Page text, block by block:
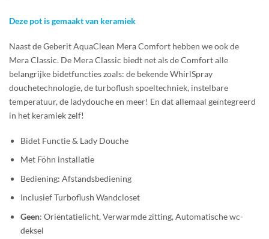
Deze pot is gemaakt van keramiek
Naast de Geberit AquaClean Mera Comfort hebben we ook de
Mera Classic. De Mera Classic biedt net als de Comfort alle
belangrijke bidetfuncties zoals: de bekende WhirlSpray
douchetechnologie, de turboflush spoeltechniek, instelbare
temperatuur, de ladydouche en meer! En dat allemaal geïntegreerd
in het keramiek zelf!
Bidet Functie & Lady Douche
Met Föhn installatie
Bediening: Afstandsbediening
Inclusief Turboflush Wandcloset
Geen: Oriëntatielicht, Verwarmde zitting, Automatische wc-
deksel